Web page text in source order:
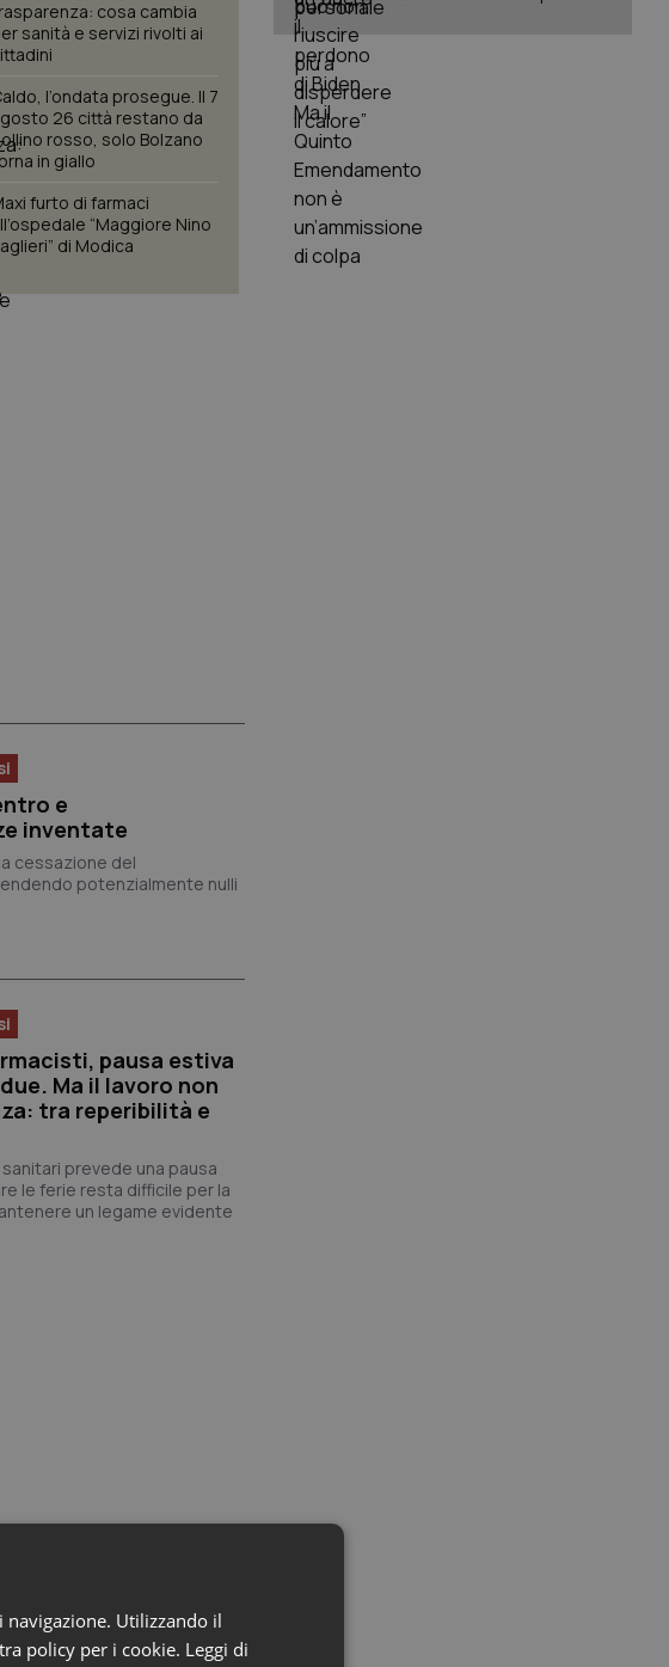
cosa cambia
sanità e servizi rivolti ai
l’ondata prosegue. Il 7
26 città restano da
rosso, solo Bolzano
in giallo
furto di farmaci
“Maggiore Nino
di Modica
e
inventate
cessazione del
potenzialmente nulli
pausa estiva
Ma il lavoro non
tra reperibilità e
prevede una pausa
le ferie resta difficile per la
un legame evidente
sanità calabrese e il
senza
Utilizzando il
policy per i cookie. Leggi di